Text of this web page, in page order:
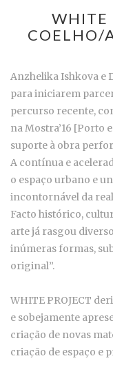
WHITE
COELHO/
Anzhelika Ishkova e
para iniciarem
percurso recente,
na Mostra’16 [Porto
suporte à obra
A contínua e
o espaço urbano e
incontornável da
Facto histórico,
arte já rasgou
inúmeras formas,
original”.
WHITE PROJECT
e sobejamente
criação de novas
criação de espaço e